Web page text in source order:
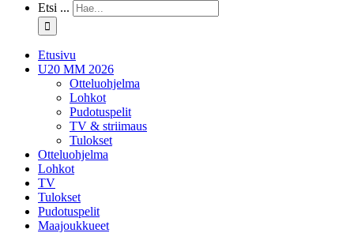
Etsi ...
Etusivu
U20 MM 2026
Otteluohjelma
Lohkot
Pudotuspelit
TV & striimaus
Tulokset
Otteluohjelma
Lohkot
TV
Tulokset
Pudotuspelit
Maajoukkueet